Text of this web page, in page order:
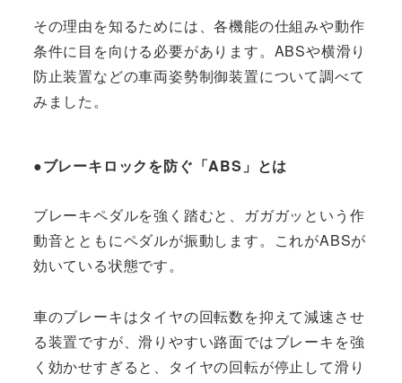
その理由を知るためには、各機能の仕組みや動作
条件に目を向ける必要があります。ABSや横滑り
防止装置などの車両姿勢制御装置について調べて
みました。
●ブレーキロックを防ぐ「ABS」とは
ブレーキペダルを強く踏むと、ガガガッという作
動音とともにペダルが振動します。これがABSが
効いている状態です。
車のブレーキはタイヤの回転数を抑えて減速させ
る装置ですが、滑りやすい路面ではブレーキを強
く効かせすぎると、タイヤの回転が停止して滑り